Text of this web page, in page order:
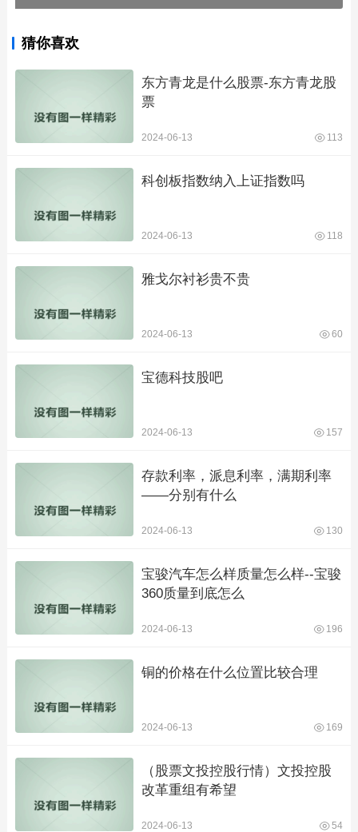
猜你喜欢
东方青龙是什么股票-东方青龙股
票
2024-06-13 113
科创板指数纳入上证指数吗
2024-06-13 118
雅戈尔衬衫贵不贵
2024-06-13 60
宝德科技股吧
2024-06-13 157
存款利率，派息利率，满期利率
——分别有什么
2024-06-13 130
宝骏汽车怎么样质量怎么样--宝骏
360质量到底怎么
2024-06-13 196
铜的价格在什么位置比较合理
2024-06-13 169
（股票文投控股行情）文投控股
改革重组有希望
2024-06-13 54